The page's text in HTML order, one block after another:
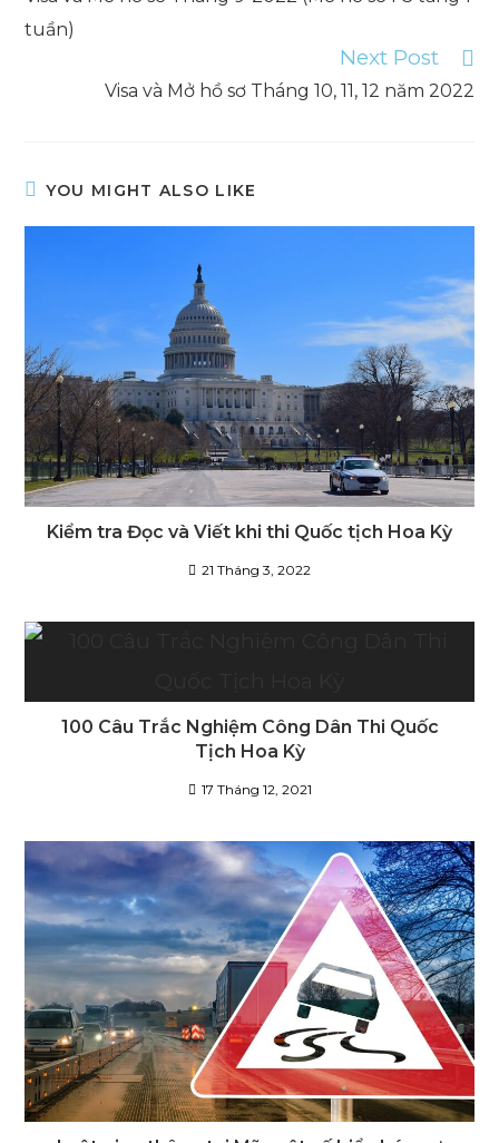
tuần)
Next Post
Visa và Mở hồ sơ Tháng 10, 11, 12 năm 2022
YOU MIGHT ALSO LIKE
Kiểm tra Đọc và Viết khi thi Quốc tịch Hoa Kỳ
21 Tháng 3, 2022
100 Câu Trắc Nghiệm Công Dân Thi Quốc
Tịch Hoa Kỳ
17 Tháng 12, 2021